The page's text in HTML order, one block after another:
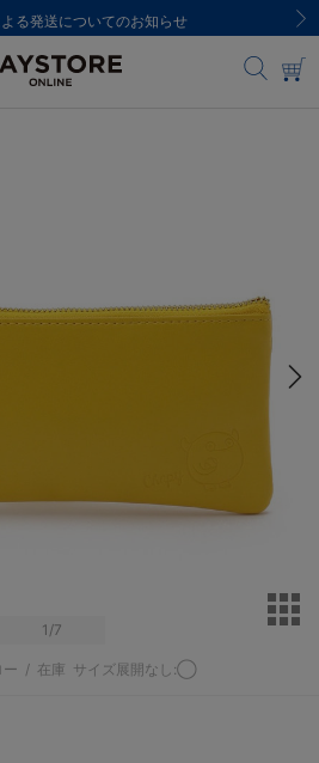
る発送についてのお知らせ
1 /7
ー / 在庫 サイズ展開なし:◯